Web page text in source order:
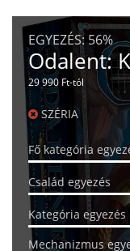
EGYEZÉS: 56%
Odalent:
29 990 Ft-tól
SZÉRIA
Fő kategória
Család egyezés
Kategória egyezés
Mechanizmus